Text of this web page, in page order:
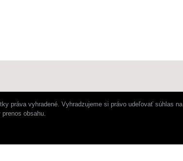
práva vyhradené. Vyhradzujeme si právo udeľovať súhlas na
obsahu.